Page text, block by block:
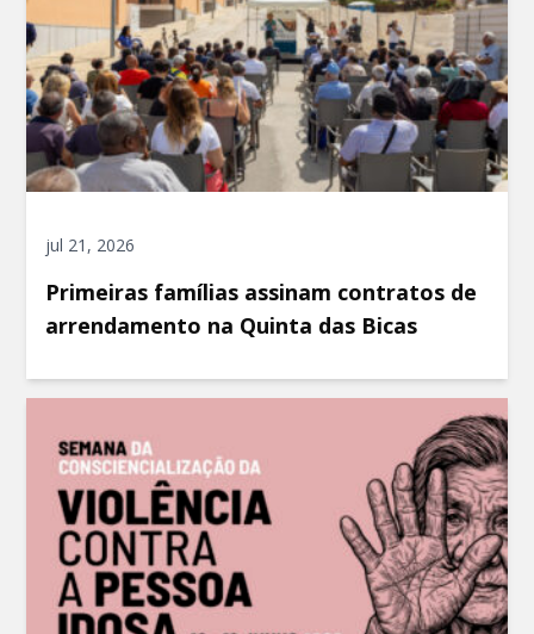
jul 21, 2026
Primeiras famílias assinam contratos de
arrendamento na Quinta das Bicas